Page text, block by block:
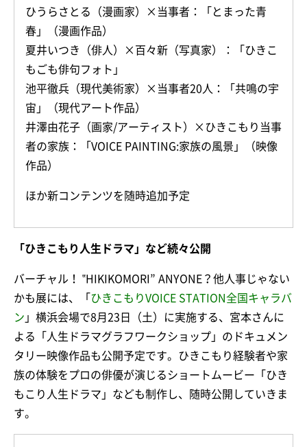
ひうらさとる（漫画家）×当事者：「とまった青
春」（漫画作品）
夏井いつき（俳人）×百々新（写真家）：「ひきこ
もごも俳句フォト」
池平徹兵（現代美術家）×当事者20人：「共鳴の宇
宙」（現代アート作品）
井澤由花子（画家/アーティスト）×ひきこもり当事
者の家族：「VOICE PAINTING:家族の風景」（映像
作品）
ほか新コンテンツを随時追加予定
「ひきこもり人生ドラマ」など続々公開
バーチャル！ ‟HIKIKOMORI” ANYONE？他人事じゃない
かも展には、「 ひきこもりVOICE STATION全国キャラバ
ン 」横浜会場で8月23日（土）に実施する、宮本さんに
よる「人生ドラマグラフワークショップ」のドキュメン
タリー映像作品も公開予定です。ひきこもり経験者や家
族の体験をプロの俳優が演じるショートムービー「ひき
もこり人生ドラマ」なども制作し、随時公開していきま
す。